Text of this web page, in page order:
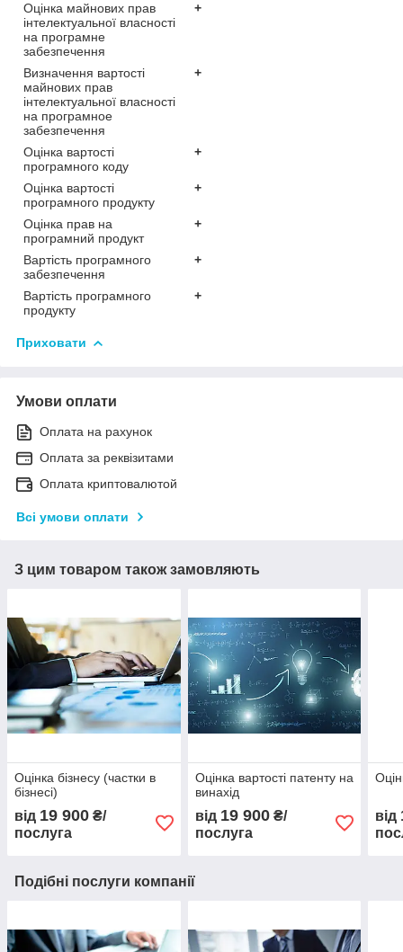
Оцінка майнових прав
інтелектуальної власності
на програмне
забезпечення
+
Визначення вартості
майнових прав
інтелектуальної власності
на програмное
забезпечення
+
Оцінка вартості
програмного коду
+
Оцінка вартості
програмного продукту
+
Оцінка прав на
програмний продукт
+
Вартість програмного
забезпечення
+
Вартість програмного
продукту
+
Приховати
Умови оплати
Оплата на рахунок
Оплата за реквізитами
Оплата криптовалютой
Всі умови оплати
З цим товаром також замовляють
Оцінка бізнесу (частки в
бізнесі)
від 19 900 ₴/
послуга
Оцінка вартості патенту на
винахід
від 19 900₴/
послуга
від
Подібні послуги компанії